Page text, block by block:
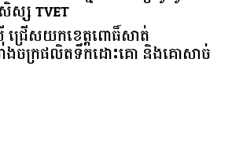
ស​ ​TVET​
រើសយកខេត្ដពោធិ៍សាត់
ងចក្រផលិតទឹកដោះគោ និងគោសាច់